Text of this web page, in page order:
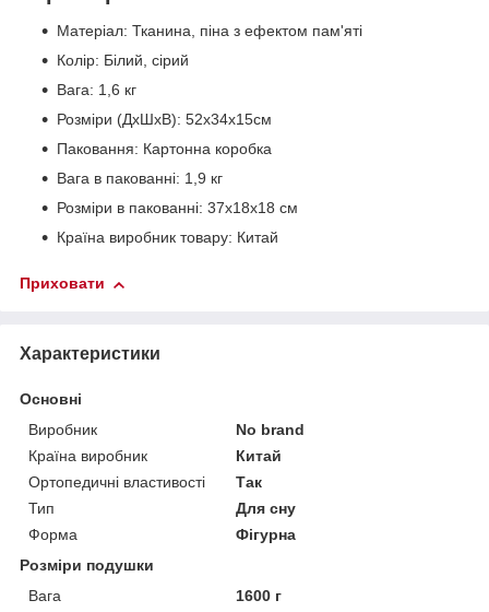
Матеріал: Тканина, піна з ефектом пам'яті
Колір: Білий, сірий
Вага: 1,6 кг
Розміри (ДхШхВ): 52x34x15см
Паковання: Картонна коробка
Вага в пакованні: 1,9 кг
Розміри в пакованні: 37x18x18 см
Країна виробник товару: Китай
Приховати
Характеристики
Основні
Виробник
No brand
Країна виробник
Китай
Ортопедичні властивості
Так
Тип
Для сну
Форма
Фігурна
Розміри подушки
Вага
1600 г